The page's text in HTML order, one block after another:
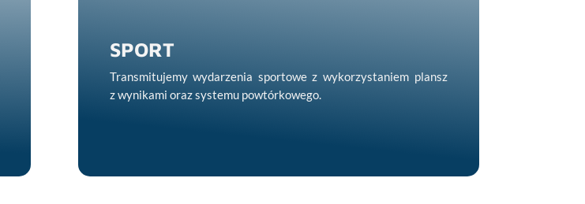
SPORT
Transmitujemy wydarzenia sportowe z wykorzystaniem plansz
z wynikami oraz systemu powtórkowego.